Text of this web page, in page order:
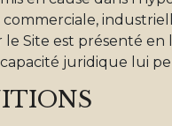
le Site est présenté
juridique lui